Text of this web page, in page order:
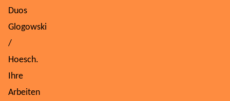
Duos
Glogowski
/
Hoesch.
Ihre
Arbeiten